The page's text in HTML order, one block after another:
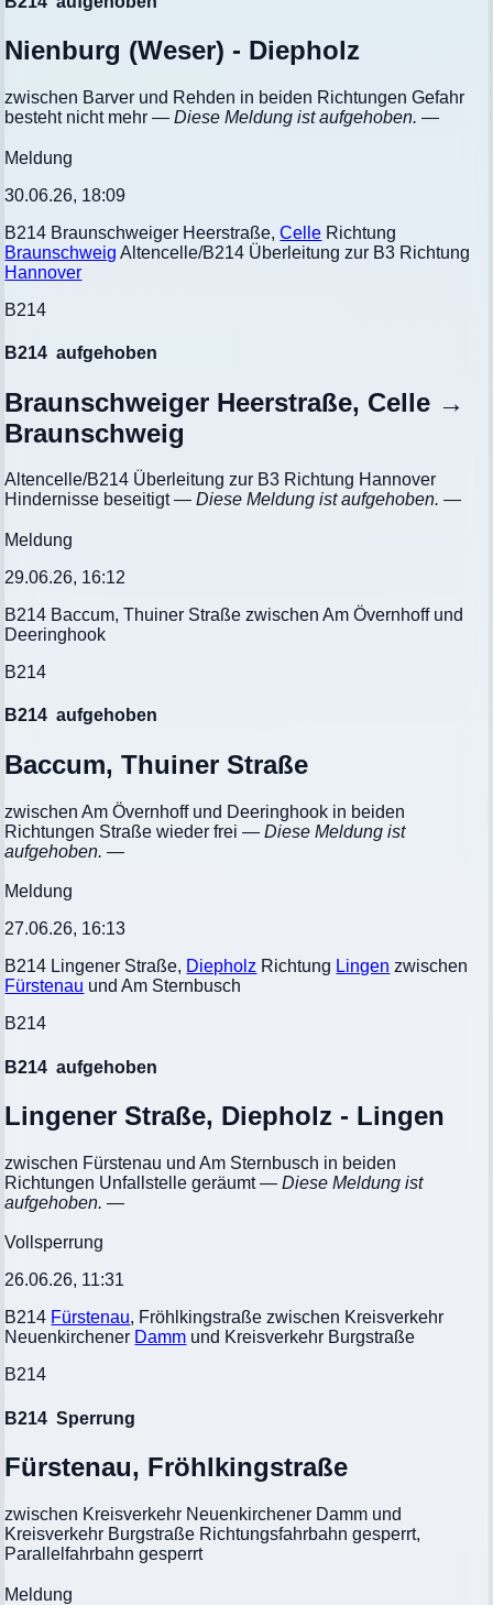
Nienburg (Weser) - Diepholz
zwischen Barver und Rehden in beiden Richtungen Gefahr
besteht nicht mehr— Diese Meldung ist aufgehoben. —
Meldung
30.06.26, 18:09
B214 Braunschweiger Heerstraße,Celle Richtung
Braunschweig Altencelle/B214 Überleitung zur B3 Richtung
Hannover
B214
B214 aufgehoben
Braunschweiger Heerstraße, Celle →
Braunschweig
Altencelle/B214 Überleitung zur B3 Richtung Hannover
Hindernisse beseitigt— Diese Meldung ist aufgehoben. —
Meldung
29.06.26, 16:12
B214 Baccum, Thuiner Straße zwischen Am Övernhoff und
Deeringhook
B214
B214 aufgehoben
Baccum, Thuiner Straße
zwischen Am Övernhoff und Deeringhook in beiden
Richtungen Straße wieder frei— Diese Meldung ist
aufgehoben. —
Meldung
27.06.26, 16:13
B214 Lingener Straße, Diepholz Richtung Lingen zwischen
Fürstenau und Am Sternbusch
B214
B214 aufgehoben
Lingener Straße, Diepholz - Lingen
zwischen Fürstenau und Am Sternbusch in beiden
Richtungen Unfallstelle geräumt— Diese Meldung ist
aufgehoben. —
Vollsperrung
26.06.26, 11:31
B214 Fürstenau, Fröhlkingstraße zwischen Kreisverkehr
Neuenkirchener Damm und Kreisverkehr Burgstraße
B214
B214 Sperrung
Fürstenau, Fröhlkingstraße
zwischen Kreisverkehr Neuenkirchener Damm und
Kreisverkehr Burgstraße Richtungsfahrbahn gesperrt,
Parallelfahrbahn gesperrt
Meldung